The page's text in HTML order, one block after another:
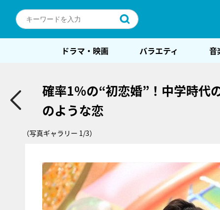
ドラマ・映画 バラエティ 音
確率1％の“初恋婚”！中学時
のような恋
（写真ギャラリー 1/3）